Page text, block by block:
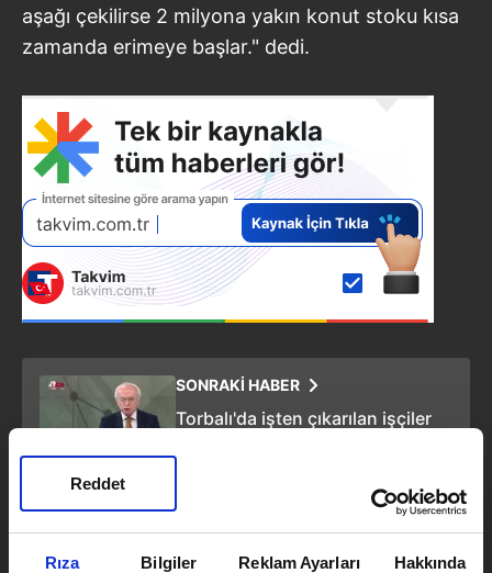
Rıza Bilgiler Reklam Ayarları Hakkında
Reddet
aşağı çekilirse 2 milyona yakın konut stoku kısa
zamanda erimeye başlar." dedi.
SONRAKİ HABER
Torbalı'da işten çıkarılan işçiler
yok mu
videosu da Ebru Polat'tan geldi!